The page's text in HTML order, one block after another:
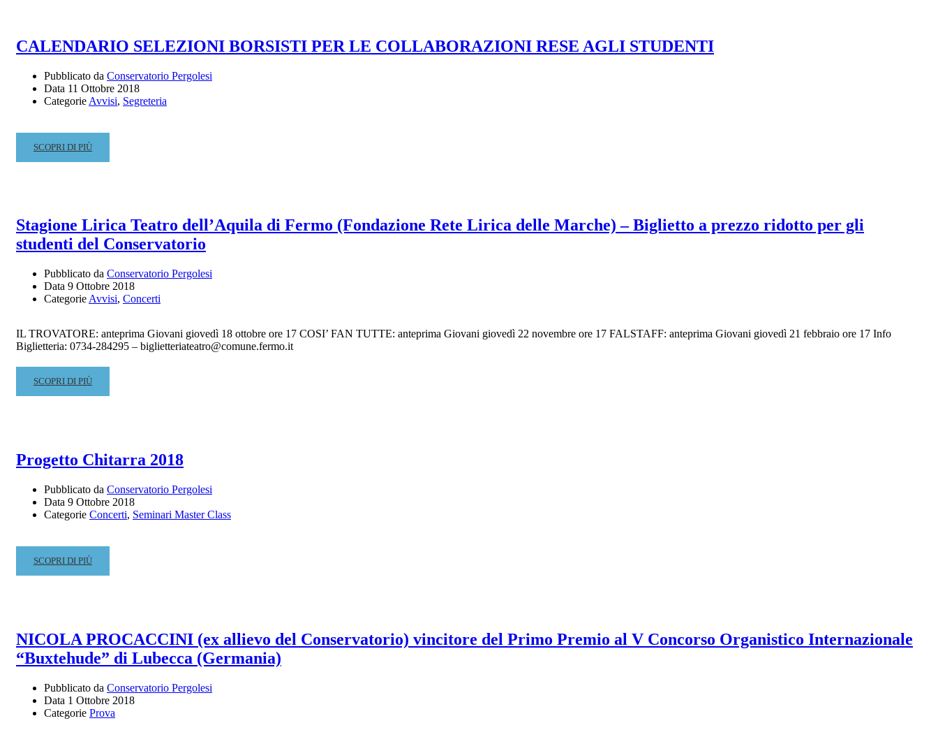
GLI
CALENDARIO SELEZIONI BORSISTI PER LE COLLABORAZIONI RESE AGLI STUDENTI
Pubblicato da Conservatorio Pergolesi
Data 11 Ottobre 2018
Categorie Avvisi, Segreteria
READ
MORE
PER
LE
RESE
AGLI
STUDENTI
SCOPRI DI PIÙ
Stagione Lirica Teatro dell’Aquila di Fermo (Fondazione Rete Lirica delle Marche) – Biglietto a prezzo ridotto per gli
studenti del Conservatorio
Pubblicato da Conservatorio Pergolesi
Data 9 Ottobre 2018
Categorie Avvisi, Concerti
IL TROVATORE: anteprima Giovani giovedì 18 ottobre ore 17 COSI’ FAN TUTTE: anteprima Giovani giovedì 22 novembre ore 17 FALSTAFF: anteprima Giovani giovedì 21 febbraio ore 17 Info
Biglietteria: 0734-284295 – biglietteriateatro@comune.fermo.it
READ
MORE
DELL’AQUILA
FERMO
(FONDAZIONE
RETE
DELLE
MARCHE)
–
RIDOTTO
PER
GLI
DEL
CONSERVATORIO
SCOPRI DI PIÙ
Progetto Chitarra 2018
Pubblicato da Conservatorio Pergolesi
Data 9 Ottobre 2018
Categorie Concerti, Seminari Master Class
READ
MORE
SCOPRI DI PIÙ
NICOLA PROCACCINI (ex allievo del Conservatorio) vincitore del Primo Premio al V Concorso Organistico Internazionale
“Buxtehude” di Lubecca (Germania)
Pubblicato da Conservatorio Pergolesi
Data 1 Ottobre 2018
Categorie Prova